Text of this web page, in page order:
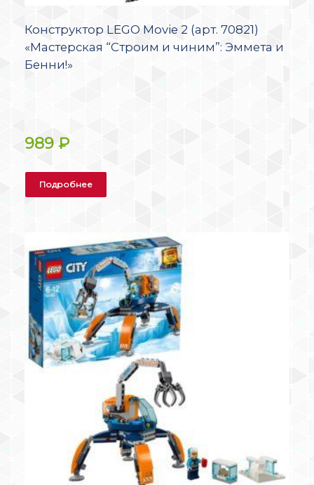
Конструктор LEGO Movie 2 (арт. 70821)
«Мастерская “Строим и чиним”: Эммета и
Бенни!»
989 ₽
Подробнее